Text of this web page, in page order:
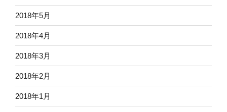
2018年5月
2018年4月
2018年3月
2018年2月
2018年1月